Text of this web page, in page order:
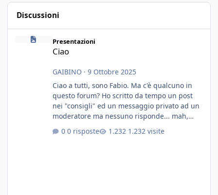
Discussioni
Presentazioni
Ciao
GAIBINO · 9 Ottobre 2025
Ciao a tutti, sono Fabio. Ma c'è qualcuno in
questo forum? Ho scritto da tempo un post
nei "consigli" ed un messaggio privato ad un
moderatore ma nessuno risponde... mah,
0 risposte 1.232 visite